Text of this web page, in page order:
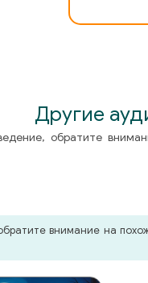
Другие
обратите
внимание на